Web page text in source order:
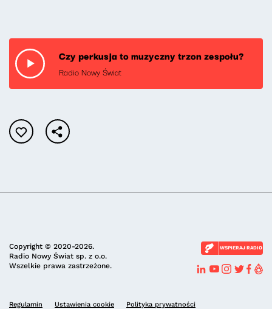
Czy perkusja to muzyczny trzon zespołu?
Radio Nowy Świat
Copyright © 2020-2026.
Radio Nowy Świat sp. z o.o.
Wszelkie prawa zastrzeżone.
WSPIERAJ RADIO
Regulamin Ustawienia cookie Polityka prywatności